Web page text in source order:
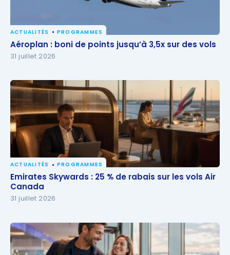
Aéroplan : boni de points jusqu’à 3,5x sur des vols
ACTUALITÉS PROGRAMMES
Aéroplan : boni de points jusqu’à 3,5x sur des vols
31 juillet 2026
Emirates Skywards : 25 % de rabais sur les vols Air
Canada
ACTUALITÉS PROGRAMMES
Emirates Skywards : 25 % de rabais sur les vols Air
Canada
31 juillet 2026